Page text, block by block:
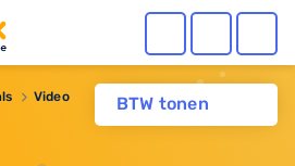
BTW tonen
Video